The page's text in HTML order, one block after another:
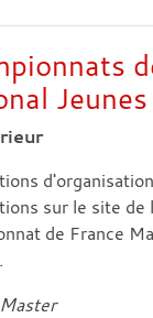
Jeunes
sur le site de
de France
Master